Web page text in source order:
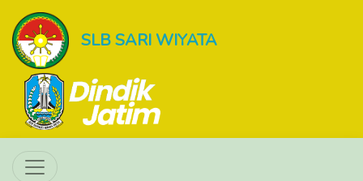
SLB SARI WIYATA